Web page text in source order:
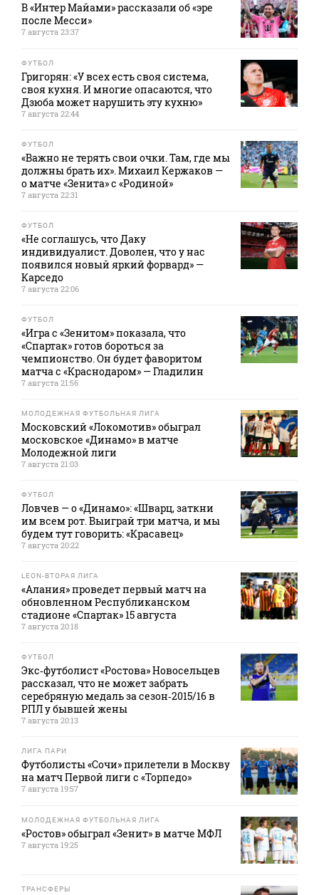
В «Интер Майами» рассказали об «эре
после Месси»
7 августа 23:37
ФУТБОЛ
Григорян: «У всех есть своя система,
своя кухня. И многие опасаются, что
Дзюба может нарушить эту кухню»
7 августа 22:44
ФУТБОЛ
«Важно не терять свои очки. Там, где мы
должны брать их». Михаил Кержаков —
о матче «Зенита» с «Родиной»
7 августа 22:31
ФУТБОЛ
«Не соглашусь, что Даку
индивидуалист. Доволен, что у нас
появился новый яркий форвард» —
Карседо
7 августа 22:06
ФУТБОЛ
«Игра с «Зенитом» показала, что
«Спартак» готов бороться за
чемпионство. Он будет фаворитом
матча с «Краснодаром» — Гладилин
7 августа 21:56
МОЛОДЕЖНАЯ ФУТБОЛЬНАЯ ЛИГА
Московский «Локомотив» обыграл
московское «Динамо» в матче
Молодежной лиги
7 августа 21:03
ФУТБОЛ
Ловчев — о «Динамо»: «Шварц, заткни
им всем рот. Выиграй три матча, и мы
будем тут говорить: «Красавец»
7 августа 20:22
LEON-ВТОРАЯ ЛИГА
«Алания» проведет первый матч на
обновленном Республиканском
стадионе «Спартак» 15 августа
7 августа 20:18
ФУТБОЛ
Экс‑футболист «Ростова» Новосельцев
рассказал, что не может забрать
серебряную медаль за сезон‑2015/16 в
РПЛ у бывшей жены
7 августа 20:13
ЛИГА ПАРИ
Футболисты «Сочи» прилетели в Москву
на матч Первой лиги с «Торпедо»
7 августа 19:57
МОЛОДЕЖНАЯ ФУТБОЛЬНАЯ ЛИГА
«Ростов» обыграл «Зенит» в матче МФЛ
7 августа 19:25
ТРАНСФЕРЫ